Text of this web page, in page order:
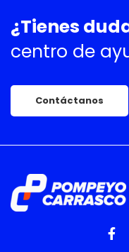
¿Tienes
centro de
Contáctanos